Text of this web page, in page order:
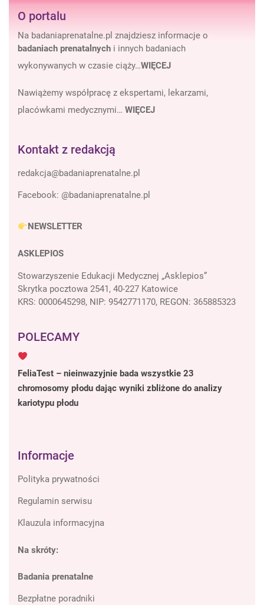
O portalu
Na badaniaprenatalne.pl znajdziesz informacje o
badaniach prenatalnych i innych badaniach
wykonywanych w czasie ciąży…WIĘCEJ
Nawiążemy współpracę z ekspertami, lekarzami,
placówkami medycznymi… WIĘCEJ
Kontakt z redakcją
Facebook: @badaniaprenatalne.pl
NEWSLETTER
ASKLEPIOS
Stowarzyszenie Edukacji Medycznej „Asklepios”
Skrytka pocztowa 2541, 40-227 Katowice
KRS: 0000645298, NIP: 9542771170, REGON: 365885323
POLECAMY
FeliaTest – nieinwazyjnie bada wszystkie 23
chromosomy płodu dając wyniki zbliżone do analizy
kariotypu płodu
Informacje
Polityka prywatności
Regulamin serwisu
Klauzula informacyjna
Na skróty:
Badania prenatalne
Bezpłatne poradniki